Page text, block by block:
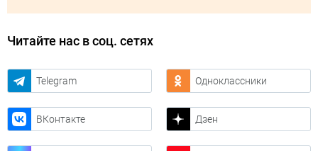
Читайте нас в соц. сетях
Telegram Одноклассники
ВКонтакте Дзен